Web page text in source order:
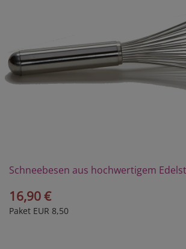
Schneebesen aus hochwertigem
16,90 €
Paket EUR 8,50